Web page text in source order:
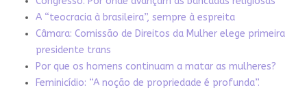
A “teocracia à brasileira”, sempre à espreita
Câmara: Comissão de Direitos da Mulher elege primeira
presidente trans
Por que os homens continuam a matar as mulheres?
Feminicídio: “A noção de propriedade é profunda”.